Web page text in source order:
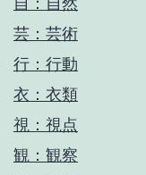
芸：芸術
行：行動
衣：衣類
視：視点
観：観察